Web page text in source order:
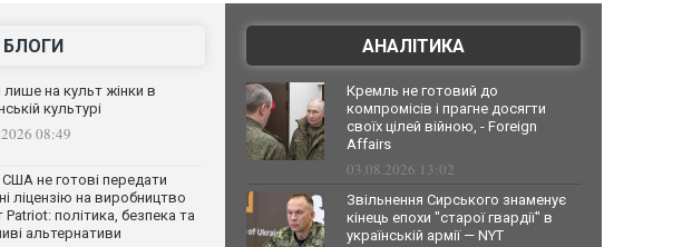
БЛОГИ
лише на культ жінки в
культурі
08:49
не готові передати
ліцензію на виробництво
Patriot: політика, безпека та
альтернативи
АНАЛІТИКА
Кремль не готовий до
компромісів і прагне досягти
своїх цілей війною, - Foreign
Affairs
03.08.2026 13:02
Звільнення Сирського знаменує
кінець епохи "старої гвардії" в
українській армії — NYT